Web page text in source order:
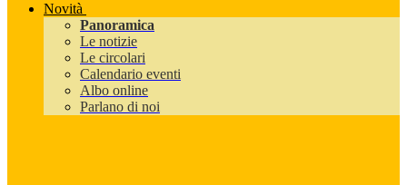
Novità
Panoramica
Le notizie
Le circolari
Calendario eventi
Albo online
Parlano di noi